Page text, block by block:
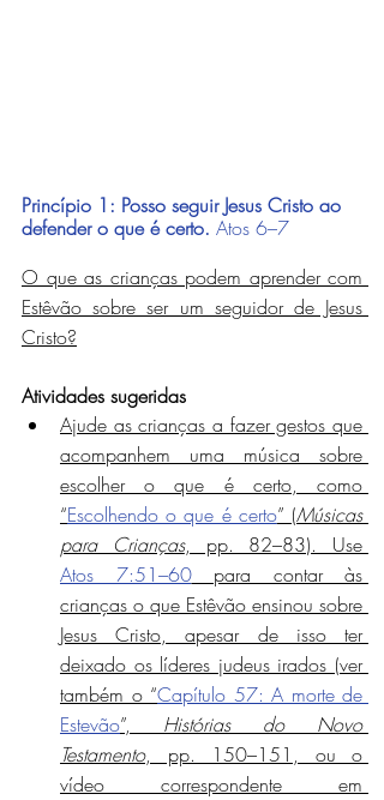
Princípio 1: Posso seguir Jesus Cristo ao
defender o que é certo. Atos 6–7
O que as crianças podem aprender com
Estêvão sobre ser um seguidor de Jesus
Cristo?
Atividades sugeridas
Ajude as crianças a fazer gestos que
acompanhem uma música sobre
escolher o que é certo, como
“Escolhendo o que é certo” (Músicas
para Crianças
Atos 7:51–60 para contar às
crianças o que Estêvão ensinou sobre
Jesus Cristo, apesar de isso ter
deixado os líderes judeus irados (ver
também o “Capítulo 57: A morte de
Estevão”, Histórias do Novo
Testamento, pp. 150–151, ou o
vídeo correspondente em